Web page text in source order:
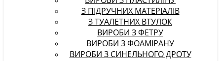
З ПІДРУЧНИХ МАТЕРІАЛІВ
З ТУАЛЕТНИХ ВТУЛОК
ВИРОБИ З ФЕТРУ
ВИРОБИ З ФОАМІРАНУ
ВИРОБИ З СИНЕЛЬНОГО ДРОТУ